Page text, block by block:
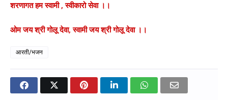
शरणागत हम स्वामी , स्वीकारो सेवा ।।
ओम जय श्री गोलू देवा, स्वामी जय श्री गोलू देवा ।।
आरती/भजन